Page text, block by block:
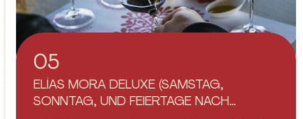
05
ELÍAS MORA DELUXE (SAMSTAG,
SONNTAG, UND FEIERTAGE NACH